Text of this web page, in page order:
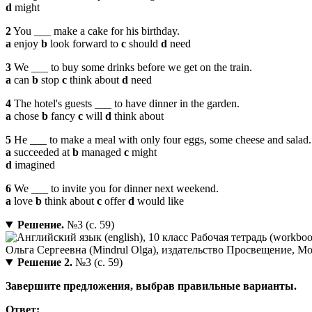
d might
2You ___ make a cake for his birthday.
a enjoy b look forward to c should d need
3 We ___ to buy some drinks before we get on the train.
a can b stop c think about d need
4 The hotel's guests ___ to have dinner in the garden.
a chose b fancy c will d think about
5 He ___ to make a meal with only four eggs, some cheese and salad.
a succeeded at b managed c might
d imagined
6 We ___ to invite you for dinner next weekend.
a love b think about c offerd would like
Решение.№3 (с. 59)
Решение 2.№3 (с. 59)
Завершите предложения, выбрав правильные варианты.
Ответ: